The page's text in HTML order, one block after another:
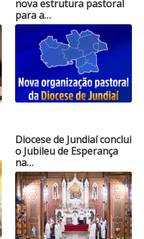
nova estrutura pastoral
para a…
Diocese de Jundiaí conclui
o Jubileu de Esperança
na…